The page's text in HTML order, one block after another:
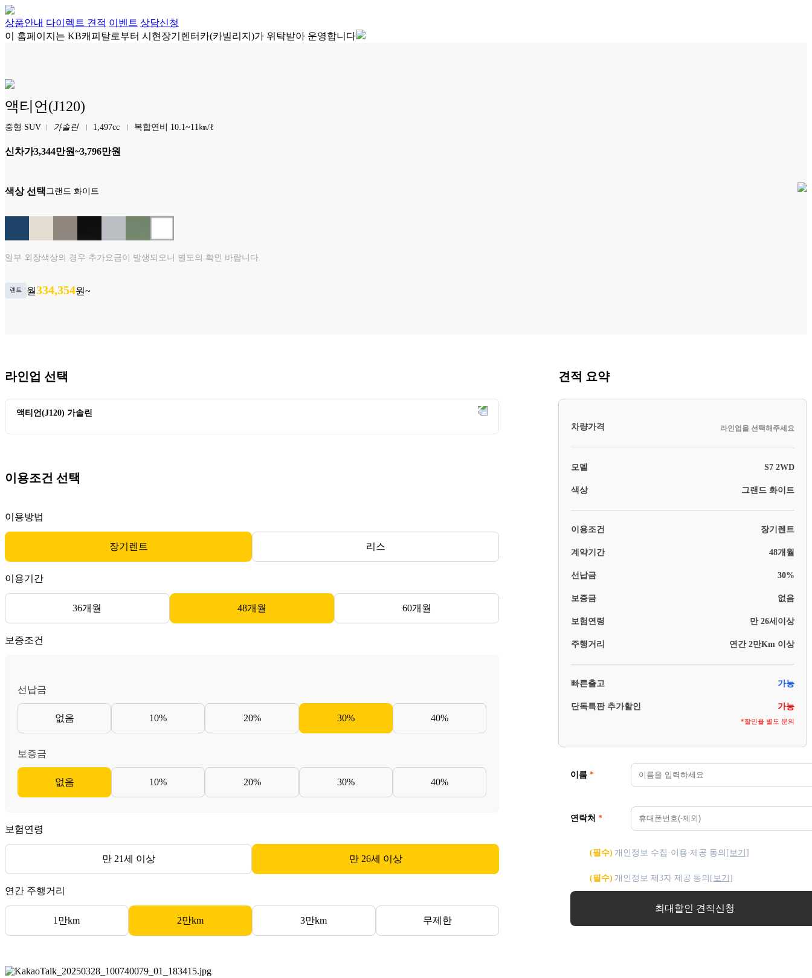
상품안내 다이렉트 견적 이벤트 상담신청
이 홈페이지는 KB캐피탈로부터 시현장기렌터카(카빌리지)가 위탁받아 운영합니다
액티언(J120)
중형 SUV 가솔린 1,497cc 복합연비 10.1~11㎞/ℓ
신차가3,344만원~3,796만원
색상 선택 그랜드 화이트
일부 외장색상의 경우 추가요금이 발생되오니 별도의 확인 바랍니다.
렌트 월334,354원~
라인업 선택
액티언(J120) 가솔린
이용조건 선택
이용방법
장기렌트 리스
이용기간
36개월 48개월 60개월
보증조건
선납금
없음 10% 20% 30% 40%
보증금
없음 10% 20% 30% 40%
보험연령
만 21세 이상 만 26세 이상
연간 주행거리
1만km 2만km 3만km 무제한
견적 요약
차량가격 라인업을 선택해주세요
모델 S7 2WD
색상 그랜드 화이트
이용조건 장기렌트
계약기간 48개월
선납금 30%
보증금 없음
보험연령 만 26세이상
주행거리 연간 2만Km 이상
빠른출고 가능
단독특판 추가할인 가능
*할인율 별도 문의
이름 *
연락처 *
(필수) 개인정보 수집·이용·제공 동의 [보기]
(필수) 개인정보 제3자 제공 동의 [보기]
최대할인 견적신청